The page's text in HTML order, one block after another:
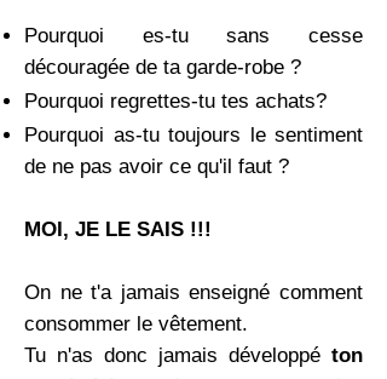
Pourquoi es-tu sans cesse
découragée de ta garde-robe ?
Pourquoi regrettes-tu tes achats?
Pourquoi as-tu toujours le sentiment
de ne pas avoir ce qu'il faut ?
MOI, JE LE SAIS !!!
On ne t'a jamais enseigné comment
consommer le vêtement.
Tu n'as donc jamais développé ton